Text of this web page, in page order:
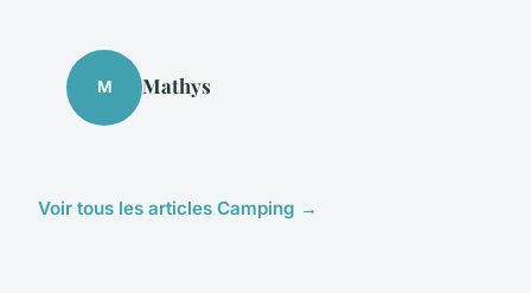
M Mathys
Voir tous les articles Camping →